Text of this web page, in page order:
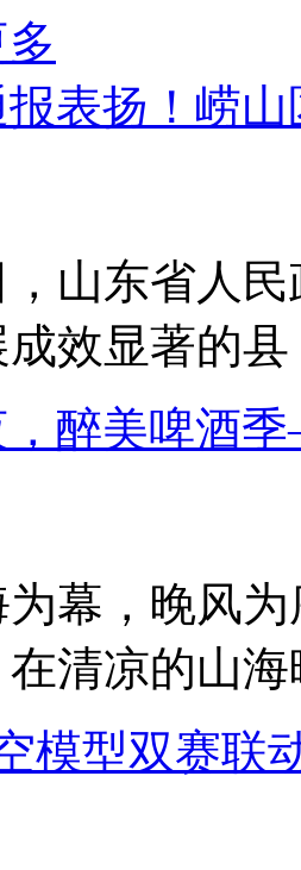
表扬！崂
东省人民
成效显著的
，醉美啤酒
，晚风为
清凉的山
模型双赛联